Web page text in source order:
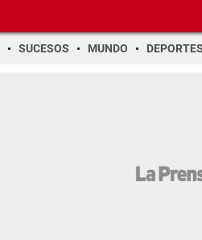
SUCESOS MUNDO DEPORTES